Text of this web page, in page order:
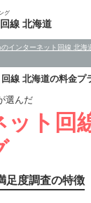
グ
線 北海道
のインターネット回線 北海
回線 北海道の料金
選んだ
ット回
足度調査の特徴